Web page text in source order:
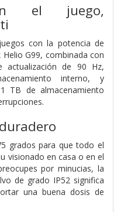
el juego,
con la potencia de
G99, combinada con
actualización de 90 Hz,
interno, y
TB de almacenamiento
grados para que todo el
visionado en casa o en el
por minucias, la
de grado IP52 significa
una buena dosis de